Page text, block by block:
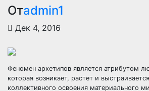
Отadmin1
Дек 4, 2016
Феномен архетипов является атрибутом
которая возникает, растет и
коллективного освоения материального